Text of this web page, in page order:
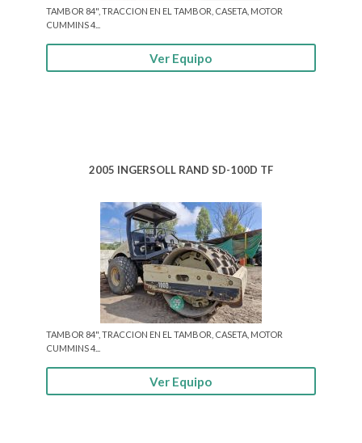
TAMBOR 84", TRACCION EN EL TAMBOR, CASETA, MOTOR
CUMMINS 4...
Ver Equipo
2005 INGERSOLL RAND SD-100D TF
TAMBOR 84", TRACCION EN EL TAMBOR, CASETA, MOTOR
CUMMINS 4...
Ver Equipo